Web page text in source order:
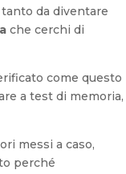
da diventare
che cerchi di
come questo
a test di memoria,
messi a caso,
perché